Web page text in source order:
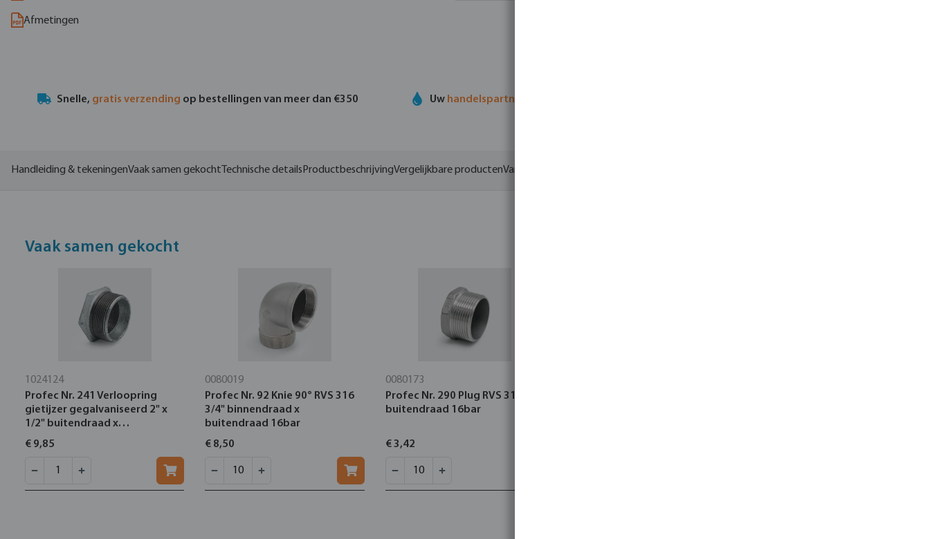
Afmetingen
Snelle, gratis verzending op bestellingen van meer dan €350 Uw handelspartner
Handleiding & tekeningenVaak samen gekocht Technische details ProductbeschrijvingVergelijkbare productenVarianten
Vaak samen gekocht
1024124
Profec Nr. 241 Verloopring
gietijzer gegalvaniseerd 2" x
1/2" buitendraad x
binnendraad 25bar DVGW
€ 9,85
0080019
Profec Nr. 92 Knie 90° RVS 316
3/4" binnendraad x
buitendraad 16bar
€ 8,50
0080173
Profec Nr. 290 Plug RVS 316 1/2"
buitendraad 16bar
€ 3,42